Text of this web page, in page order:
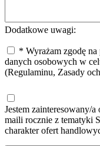
Dodatkowe uwagi:
* Wyrażam zgodę
danych osobowych w
(Regulaminu, Zasady
Jestem zainteresowany/
maili rocznie z tematyki
charakter ofert